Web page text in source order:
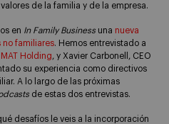
de la familia y de la empresa.
en In Family Business una nueva
no familiares. Hemos entrevistado a
Holding, y Xavier Carbonell, CEO
su experiencia como directivos
A lo largo de las próximas
de estas dos entrevistas.
desafíos le veis a la incorporación